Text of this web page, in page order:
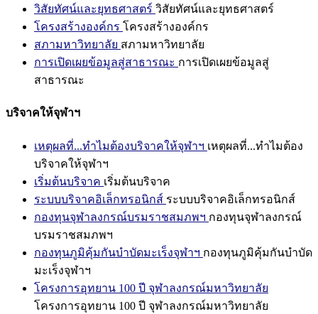
วิสัยทัศน์และยุทธศาสตร์ วิสัยทัศน์และยุทธศาสตร์
โครงสร้างองค์กร โครงสร้างองค์กร
สภามหาวิทยาลัย สภามหาวิทยาลัย
การเปิดเผยข้อมูลสู่สาธารณะ การเปิดเผยข้อมูลสู่
สาธารณะ
บริจาคให้จุฬาฯ
เหตุผลที่...ทำไมต้องบริจาคให้จุฬาฯ เหตุผลที่...ทำไมต้อง
บริจาคให้จุฬาฯ
เริ่มต้นบริจาค เริ่มต้นบริจาค
ระบบบริจาคอิเล็กทรอนิกส์ ระบบบริจาคอิเล็กทรอนิกส์
กองทุนจุฬาลงกรณ์บรมราชสมภพฯ กองทุนจุฬาลงกรณ์
บรมราชสมภพฯ
กองทุนภูมิคุ้มกันบำบัดมะเร็งจุฬาฯ กองทุนภูมิคุ้มกันบำบัด
มะเร็งจุฬาฯ
โครงการอุทยาน 100 ปี จุฬาลงกรณ์มหาวิทยาลัย
โครงการอุทยาน 100 ปี จุฬาลงกรณ์มหาวิทยาลัย